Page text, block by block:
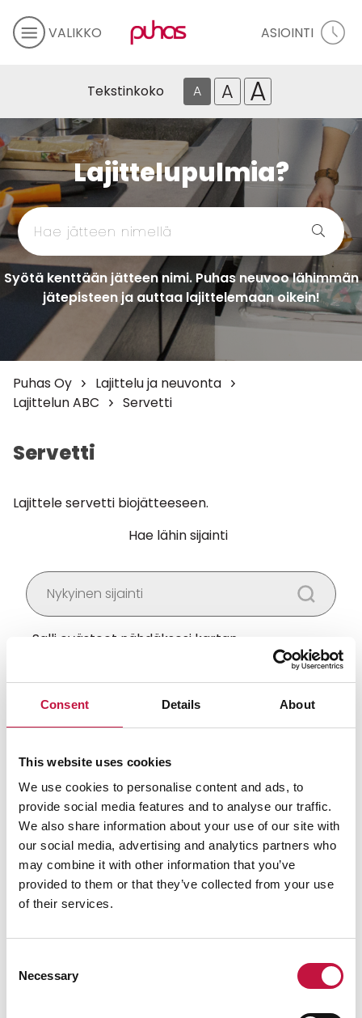
Consent Details About
This website uses cookies
We use cookies to personalise content and ads, to
provide social media features and to analyse our traffic.
We also share information about your use of our site with
our social media, advertising and analytics partners who
may combine it with other information that you’ve
provided to them or that they’ve collected from your use
of their services.
Selection
Necessary
VALIKKO ASIOINTI
Tekstinkoko A A A
Lajittelupulmia?
Syötä kenttään jätteen nimi. Puhas neuvoo lähimmän
jätepisteen ja auttaa lajittelemaan oikein!
Puhas Oy
Lajittelu ja neuvonta
Lajittelun ABC
Servetti
Servetti
Lajittele servetti biojätteeseen.
Hae lähin sijainti
Salli evästeet nähdäksesi kartan.